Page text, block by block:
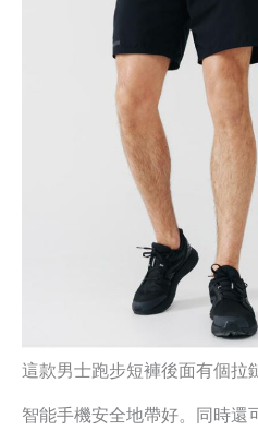
這款男士跑步短褲後面有個拉
智能手機安全地帶好。同時還